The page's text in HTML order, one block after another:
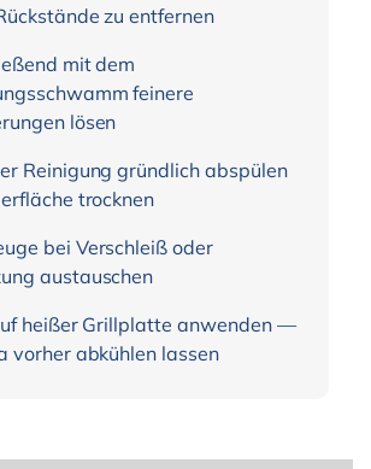
zu entfernen
mit dem
feinere
lösen
Reinigung gründlich abspülen
trocknen
bei Verschleiß oder
austauschen
heißer Grillplatte anwenden —
vorher abkühlen lassen